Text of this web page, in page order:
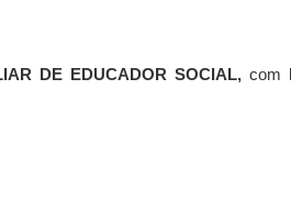
DE EDUCADOR SOCIAL, com